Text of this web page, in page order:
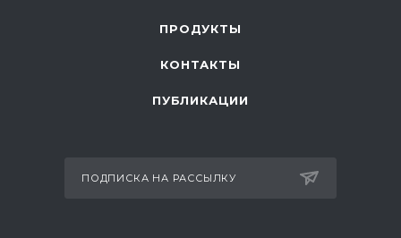
ПРОДУКТЫ
КОНТАКТЫ
ПУБЛИКАЦИИ
ПОДПИСКА НА РАССЫЛКУ